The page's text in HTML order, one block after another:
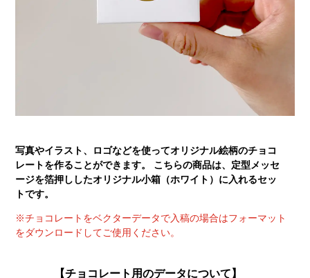
写真やイラスト、ロゴなどを使ってオリジナル絵柄のチョコ
レートを作ることができます。 こちらの商品は、定型メッセ
ージを箔押ししたオリジナル小箱（ホワイト）に入れるセッ
トです。
※チョコレートをベクターデータで入稿の場合はフォーマット
をダウンロードしてご使用ください。
【チョコレート用のデータについて】